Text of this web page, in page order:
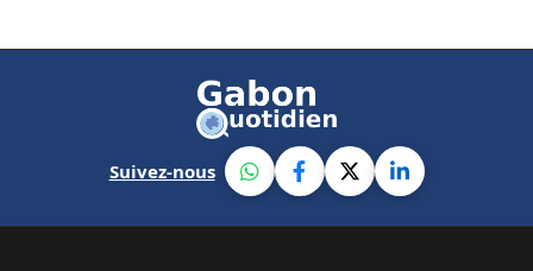
Suivez-nous